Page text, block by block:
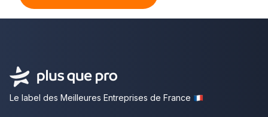
Le label des Meilleures Entreprises de France